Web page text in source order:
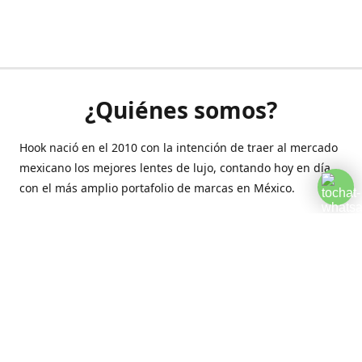
¿Quiénes somos?
Hook nació en el 2010 con la intención de traer al mercado
mexicano los mejores lentes de lujo, contando hoy en día
con el más amplio portafolio de marcas en México.